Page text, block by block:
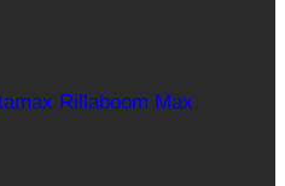
Rillaboom Max